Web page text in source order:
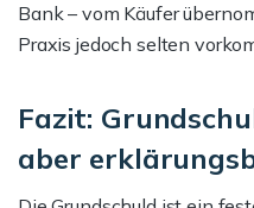
Bank – vom Käufer
Praxis jedoch selten
Fazit:
aber